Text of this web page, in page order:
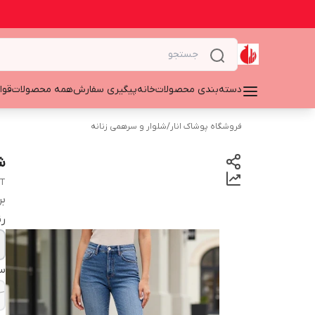
دسته‌بندی محصولاتخانهپیگیری سفارشهمه محصولات
فروشگاه پوشاک انار/شلوار و سرهمی زنانه